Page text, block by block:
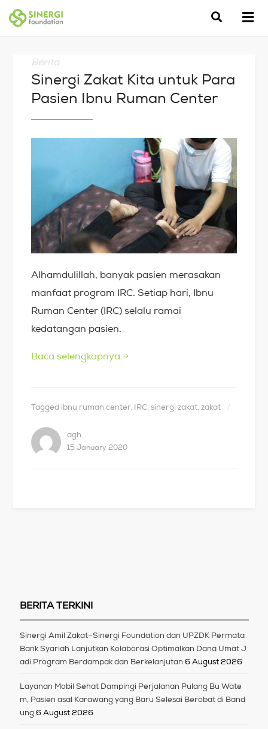
Berita
Sinergi Zakat Kita untuk Para
Pasien Ibnu Ruman Center
Alhamdulillah, banyak pasien merasakan
manfaat program IRC. Setiap hari, Ibnu
Ruman Center (IRC) selalu ramai
kedatangan pasien.
Baca selengkapnya →
Tagged ibnu ruman center, IRC,sinergi zakat,zakat
agh
15 January 2020
BERITA TERKINI
Sinergi Amil Zakat–Sinergi Foundation dan UPZDK Permata
Bank Syariah Lanjutkan Kolaborasi Optimalkan Dana Umat J
adi Program Berdampak dan Berkelanjutan 6 August 2026
Layanan Mobil Sehat Dampingi Perjalanan Pulang Bu Wate
m, Pasien asal Karawang yang Baru Selesai Berobat di Band
ung 6 August 2026